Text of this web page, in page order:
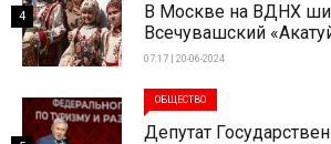
В Москве на ВДНХ
Всечувашский
07:17 | 20-06-2024
4
ОБЩЕСТВО
Депутат